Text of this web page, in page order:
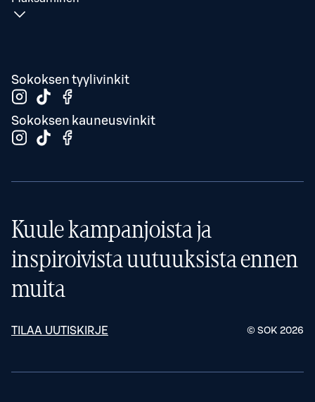
Sokoksen tyylivinkit
Sokoksen kauneusvinkit
Kuule kampanjoista ja
inspiroivista uutuuksista ennen
muita
TILAA UUTISKIRJE © SOK 2026